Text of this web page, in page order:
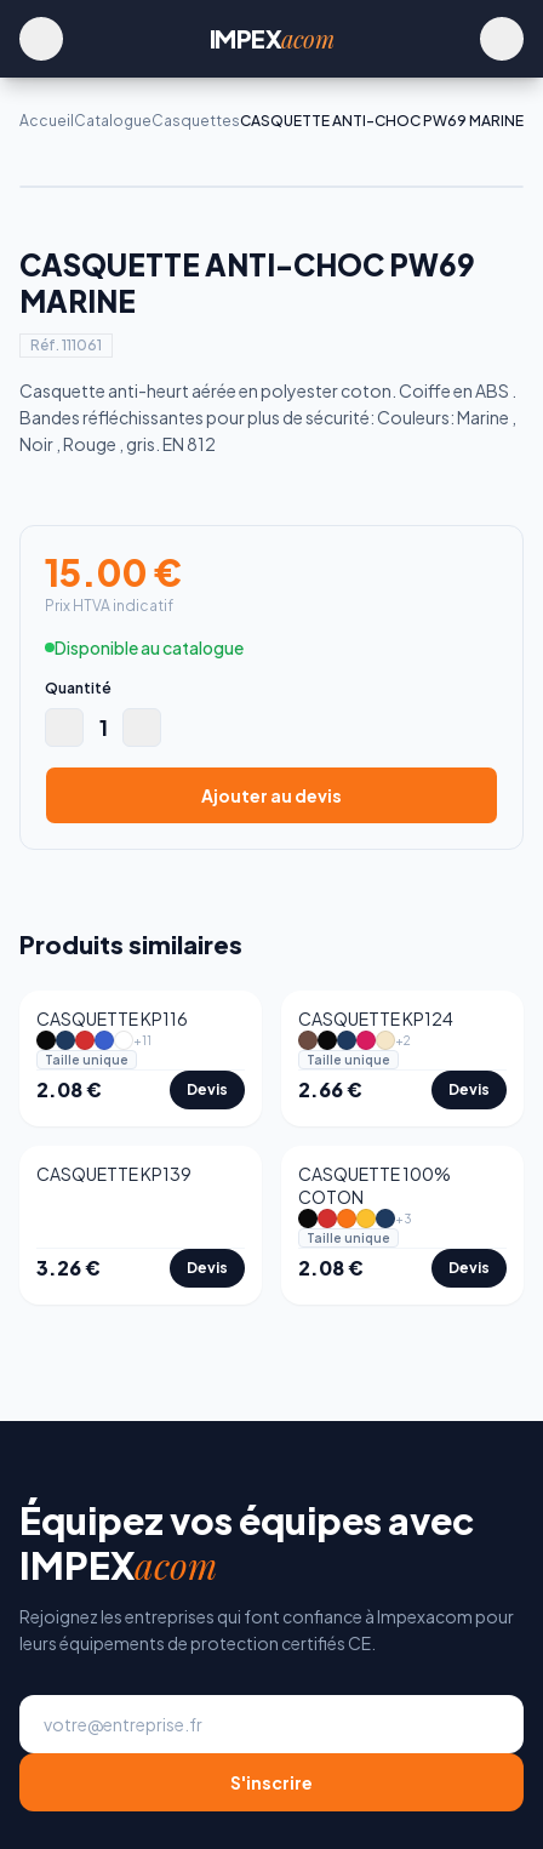
IMPEXacom
Accueil CatalogueCasquettesCASQUETTE ANTI-CHOC PW69 MARINE
CASQUETTE ANTI-CHOC PW69
MARINE
Réf. 111061
Casquette anti-heurt aérée en polyester coton. Coiffe en ABS .
Bandes réfléchissantes pour plus de sécurité: Couleurs: Marine ,
Noir , Rouge , gris. EN 812
15.00€
Prix HTVA indicatif
Disponible au catalogue
Quantité
1
Ajouter au devis
Produits similaires
CASQUETTE KP116
+11
Taille unique
2.08€ Devis
CASQUETTE KP124
+2
Taille unique
2.66€ Devis
CASQUETTE KP139
3.26€ Devis
CASQUETTE 100%
COTON
+3
Taille unique
2.08€ Devis
Équipez vos équipes avec
IMPEXacom
Rejoignez les entreprises qui font confiance à Impexacom pour
leurs équipements de protection certifiés CE.
S'inscrire